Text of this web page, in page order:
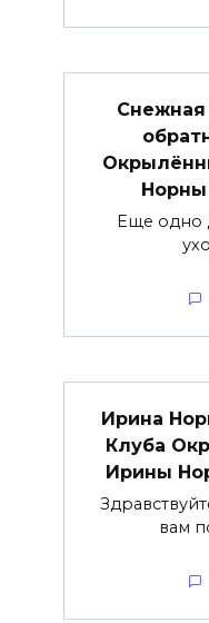
Снежная
Норны
Еще одно
Ирина
Клуба
Ирины
вам